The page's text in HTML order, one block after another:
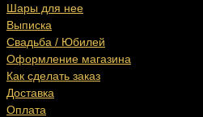
Шары для нее
Выписка
Свадьба / Юбилей
Оформление магазина
Как сделать заказ
Доставка
Оплата